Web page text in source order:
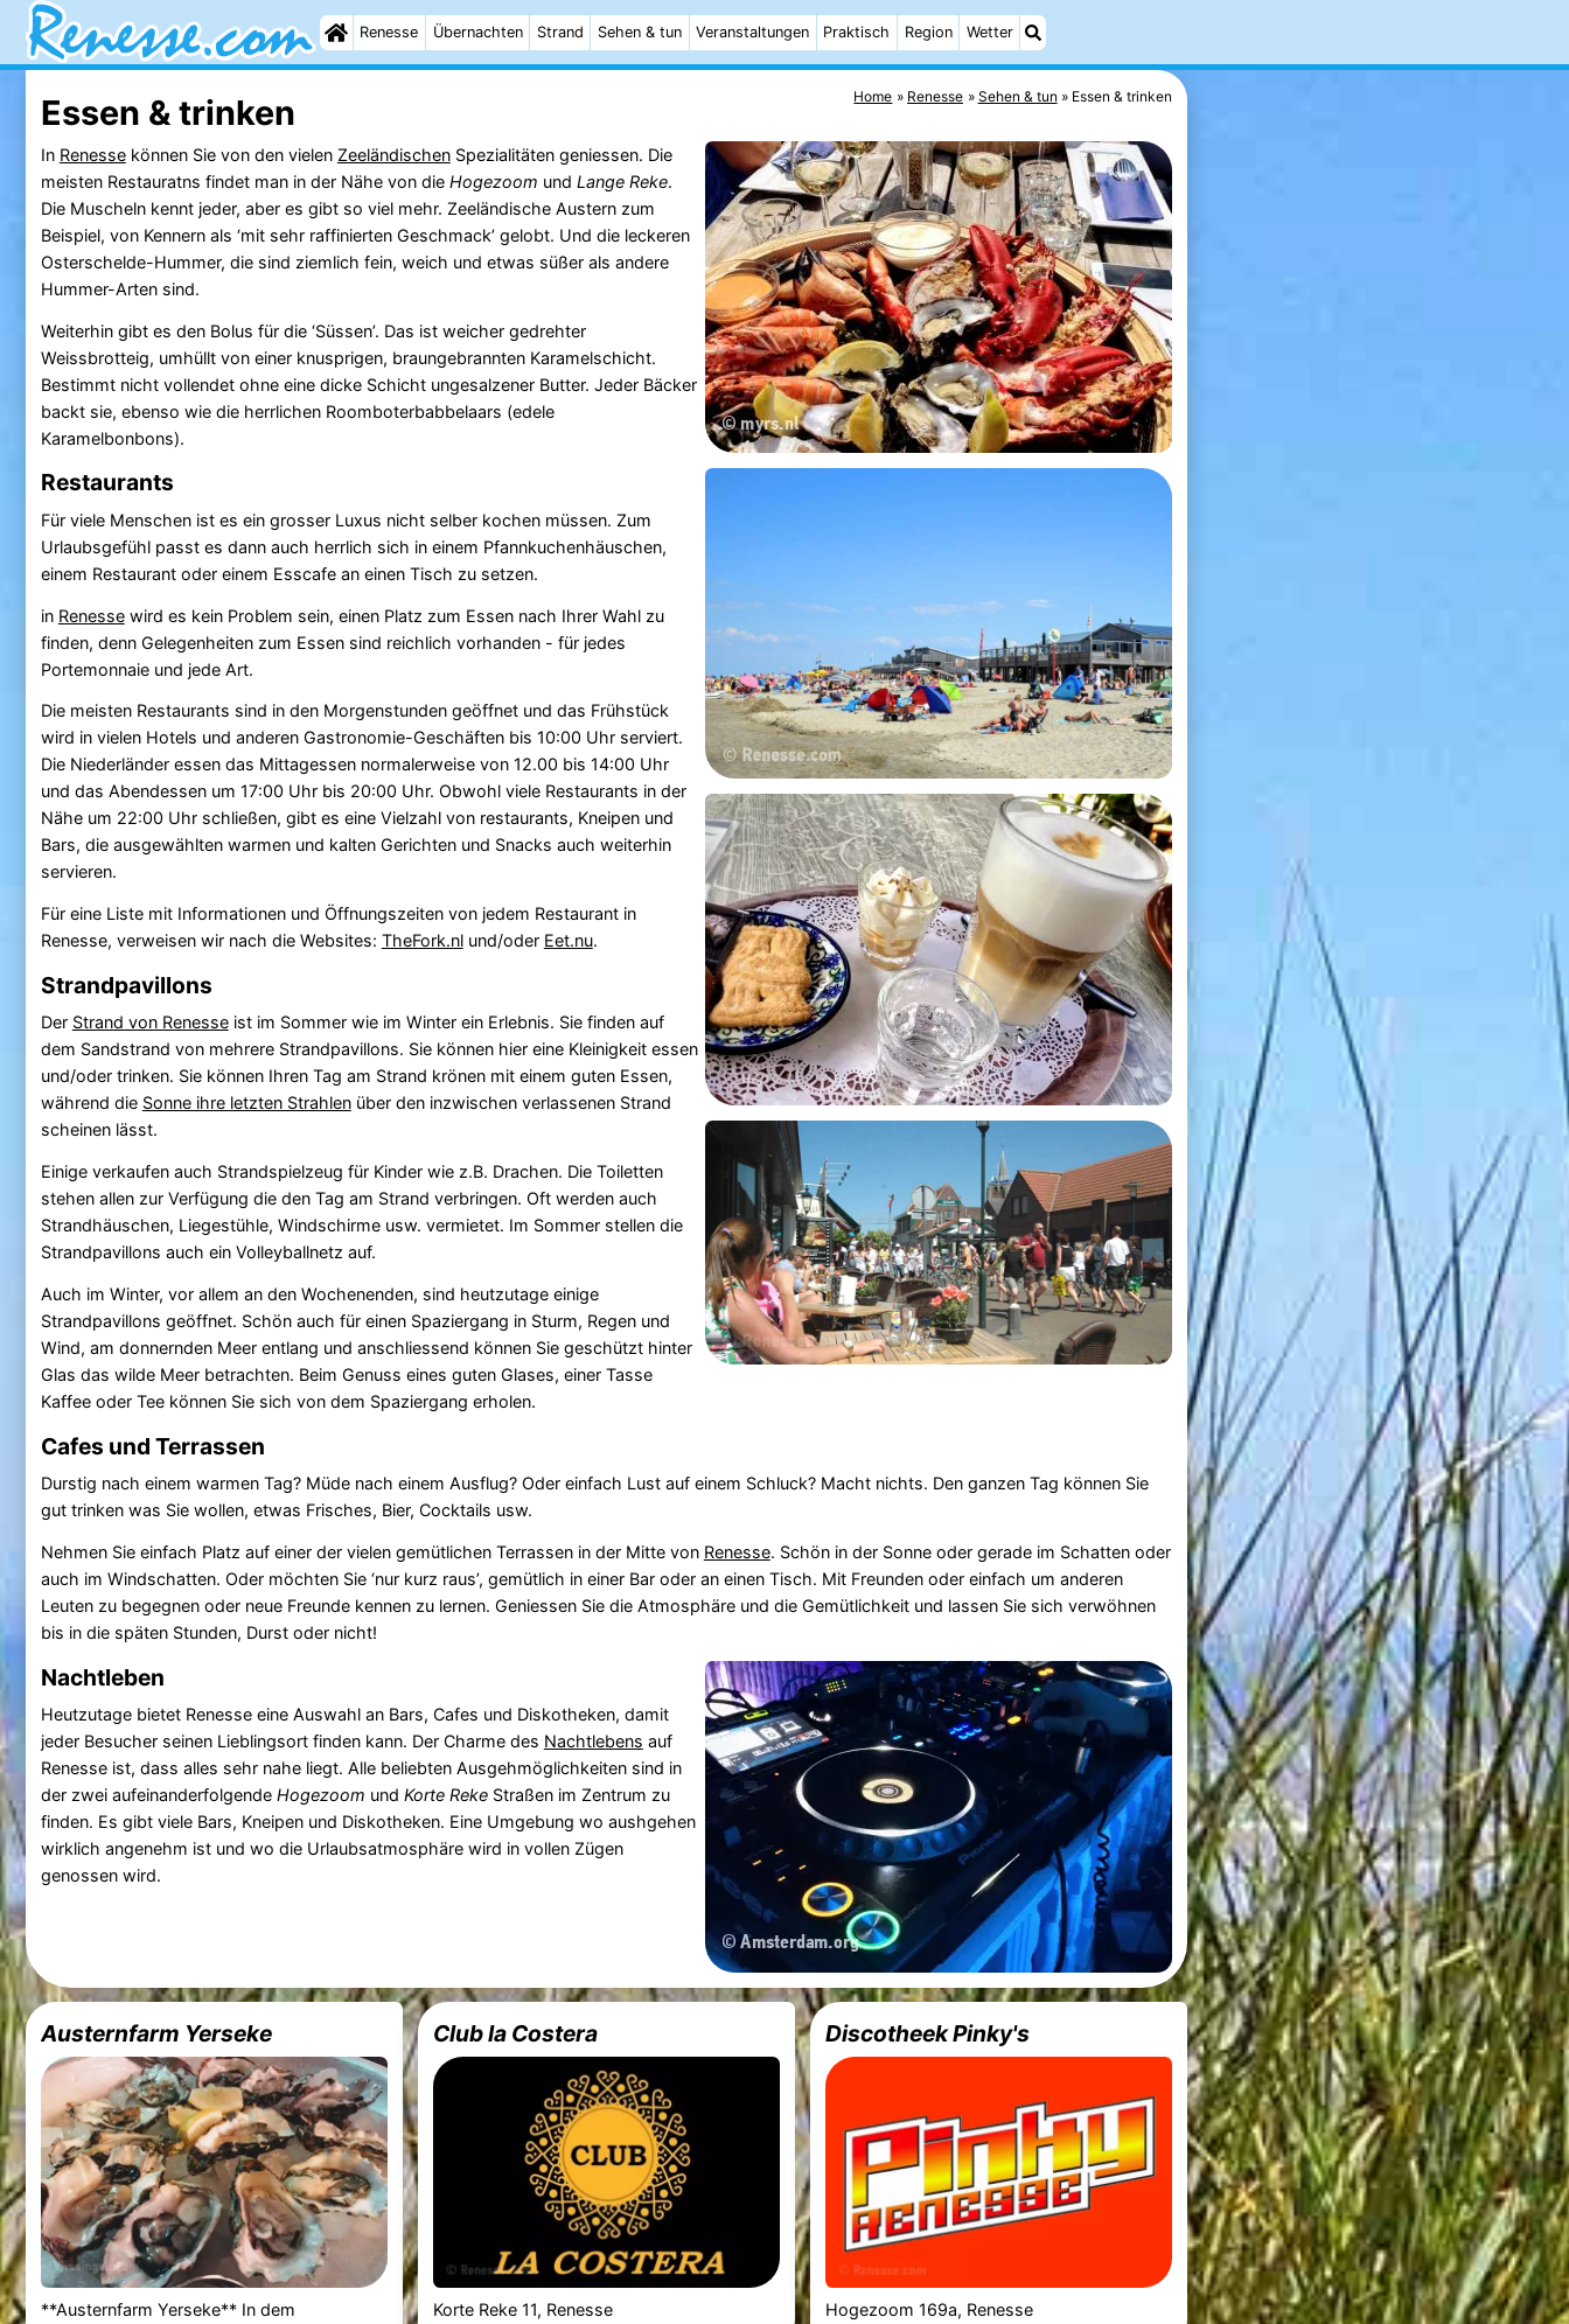
Renesse Übernachten Strand Sehen & tun Veranstaltungen Praktisch Region Wetter
Home Renesse Sehen & tun Essen & trinken
Essen & trinken
In Renessekönnen Sie von den vielen ZeeländischenSpezialitäten geniessen. Die
meisten Restauratns findet man in der Nähe von die Hogezoom und Lange Reke.
Die Muscheln kennt jeder, aber es gibt so viel mehr. Zeeländische Austern zum
Beispiel, von Kennern als ‘mit sehr raffinierten Geschmack’ gelobt. Und die leckeren
Osterschelde-Hummer, die sind ziemlich fein, weich und etwas süßer als andere
Hummer-Arten sind.
Weiterhin gibt es den Bolus für die ‘Süssen’. Das ist weicher gedrehter
Weissbrotteig, umhüllt von einer knusprigen, braungebrannten Karamelschicht.
Bestimmt nicht vollendet ohne eine dicke Schicht ungesalzener Butter. Jeder Bäcker
backt sie, ebenso wie die herrlichen Roomboterbabbelaars (edele
Karamelbonbons).
Restaurants
Für viele Menschen ist es ein grosser Luxus nicht selber kochen müssen. Zum
Urlaubsgefühl passt es dann auch herrlich sich in einem Pfannkuchenhäuschen,
einem Restaurant oder einem Esscafe an einen Tisch zu setzen.
in Renessewird es kein Problem sein, einen Platz zum Essen nach Ihrer Wahl zu
finden, denn Gelegenheiten zum Essen sind reichlich vorhanden - für jedes
Portemonnaie und jede Art.
Die meisten Restaurants sind in den Morgenstunden geöffnet und das Frühstück
wird in vielen Hotels und anderen Gastronomie-Geschäften bis 10:00 Uhr serviert.
Die Niederländer essen das Mittagessen normalerweise von 12.00 bis 14:00 Uhr
und das Abendessen um 17:00 Uhr bis 20:00 Uhr. Obwohl viele Restaurants in der
Nähe um 22:00 Uhr schließen, gibt es eine Vielzahl von restaurants, Kneipen und
Bars, die ausgewählten warmen und kalten Gerichten und Snacks auch weiterhin
servieren.
Für eine Liste mit Informationen und Öffnungszeiten von jedem Restaurant in
Renesse, verweisen wir nach die Websites: TheFork.nlund/oder Eet.nu.
Strandpavillons
Der Strand von Renesseist im Sommer wie im Winter ein Erlebnis. Sie finden auf
dem Sandstrand von mehrere Strandpavillons. Sie können hier eine Kleinigkeit essen
und/oder trinken. Sie können Ihren Tag am Strand krönen mit einem guten Essen,
während die Sonne ihre letzten Strahlenüber den inzwischen verlassenen Strand
scheinen lässt.
Einige verkaufen auch Strandspielzeug für Kinder wie z.B. Drachen. Die Toiletten
stehen allen zur Verfügung die den Tag am Strand verbringen. Oft werden auch
Strandhäuschen, Liegestühle, Windschirme usw. vermietet. Im Sommer stellen die
Strandpavillons auch ein Volleyballnetz auf.
Auch im Winter, vor allem an den Wochenenden, sind heutzutage einige
Strandpavillons geöffnet. Schön auch für einen Spaziergang in Sturm, Regen und
Wind, am donnernden Meer entlang und anschliessend können Sie geschützt hinter
Glas das wilde Meer betrachten. Beim Genuss eines guten Glases, einer Tasse
Kaffee oder Tee können Sie sich von dem Spaziergang erholen.
Cafes und Terrassen
Durstig nach einem warmen Tag? Müde nach einem Ausflug? Oder einfach Lust auf einem Schluck? Macht nichts. Den ganzen Tag können Sie
gut trinken was Sie wollen, etwas Frisches, Bier, Cocktails usw.
Nehmen Sie einfach Platz auf einer der vielen gemütlichen Terrassen in der Mitte von Renesse. Schön in der Sonne oder gerade im Schatten oder
auch im Windschatten. Oder möchten Sie ‘nur kurz raus’, gemütlich in einer Bar oder an einen Tisch. Mit Freunden oder einfach um anderen
Leuten zu begegnen oder neue Freunde kennen zu lernen. Geniessen Sie die Atmosphäre und die Gemütlichkeit und lassen Sie sich verwöhnen
bis in die späten Stunden, Durst oder nicht!
Nachtleben
Heutzutage bietet Renesse eine Auswahl an Bars, Cafes und Diskotheken, damit
jeder Besucher seinen Lieblingsort finden kann. Der Charme des Nachtlebens auf
Renesse ist, dass alles sehr nahe liegt. Alle beliebten Ausgehmöglichkeiten sind in
der zwei aufeinanderfolgende Hogezoom und Korte RekeStraßen im Zentrum zu
finden. Es gibt viele Bars, Kneipen und Diskotheken. Eine Umgebung wo aushgehen
wirklich angenehm ist und wo die Urlaubsatmosphäre wird in vollen Zügen
genossen wird.
Austernfarm Yerseke
**Austernfarm Yerseke** In dem
Club la Costera
Korte Reke 11, Renesse
Discotheek Pinky's
Hogezoom 169a, Renesse